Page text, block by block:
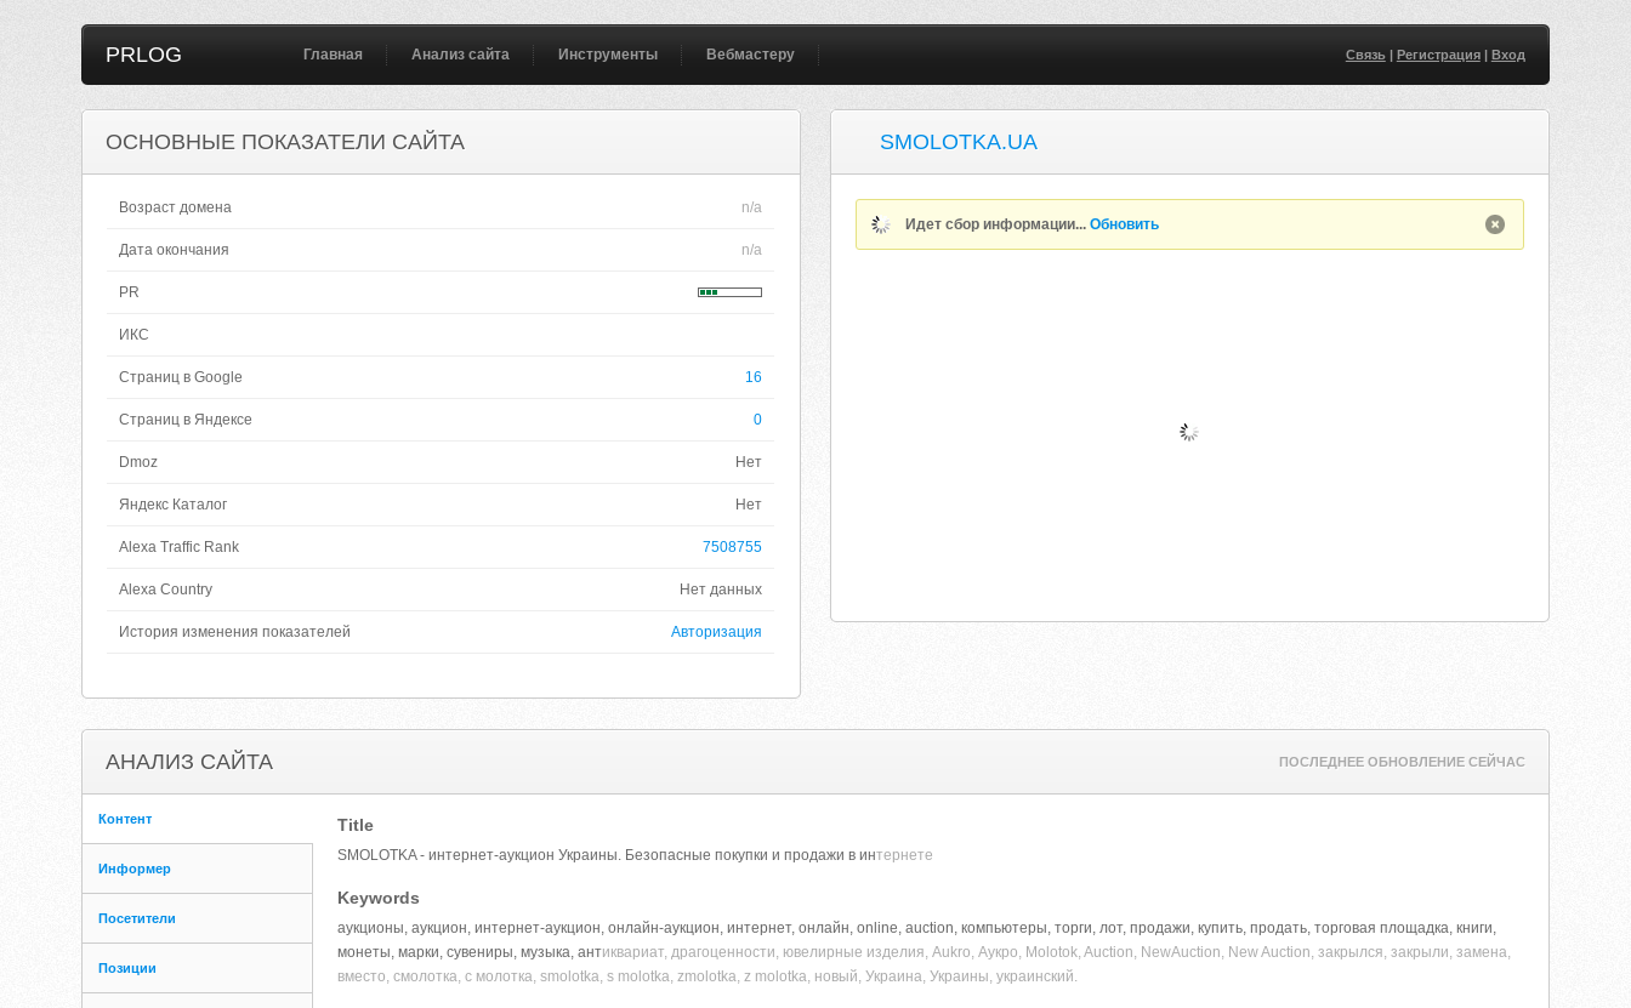
PRLOG Главная Анализ сайта Инструменты Вебмастеру Связь| Регистрация| Вход
ОСНОВНЫЕ ПОКАЗАТЕЛИ САЙТА
Возраст домена n/a
Дата окончания n/a
PR
ИКС
Страниц в Google 16
Страниц в Яндексе 0
Dmoz Нет
Яндекс Каталог Нет
Alexa Traffic Rank 7508755
Alexa Country Нет данных
История изменения показателей Авторизация
SMOLOTKA.UA
Идет сбор информации...Обновить
АНАЛИЗ САЙТА ПОСЛЕДНЕЕ ОБНОВЛЕНИЕ СЕЙЧАС
Контент
Информер
Посетители
Позиции
Title
SMOLOTKA - интернет-аукцион Украины. Безопасные покупки и продажи в интернете
Keywords
аукционы, аукцион, интернет-аукцион, онлайн-аукцион, интернет, онлайн, online, auction, компьютеры, торги, лот, продажи, купить, продать, торговая площадка, книги,
монеты, марки, сувениры, музыка, антиквариат, драгоценности, ювелирные изделия, Aukro, Аукро, Molotok, Auction, NewAuction, New Auction, закрылся, закрыли, замена,
вместо, смолотка, с молотка, smolotka, s molotka, zmolotka, z molotka, новый, Украина, Украины, украинский.